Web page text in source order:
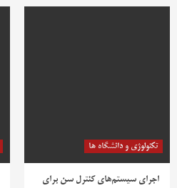
تکنولوژی و دانشگاه ها
اجرای سیستم‌های کنترل سن برای